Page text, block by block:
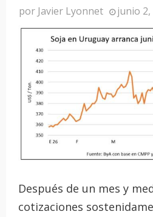
por Javier Lyonnet junio 2,
Después de un mes y
cotizaciones